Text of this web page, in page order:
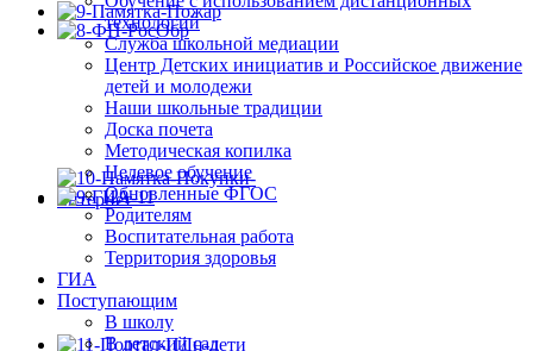
технологий
Служба школьной медиации
Центр Детских инициатив и Российское движение
детей и молодежи
Наши школьные традиции
Доска почета
Методическая копилка
Целевое обучение
Обновленные ФГОС
Родителям
Воспитательная работа
Территория здоровья
ГИА
Поступающим
В школу
В детский сад